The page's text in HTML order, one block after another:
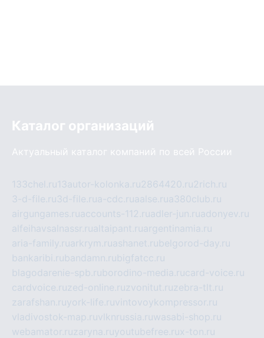
Каталог организаций
Актуальный каталог компаний по всей России
133chel.ru13autor-kolonka.ru2864420.ru2rich.ru
3-d-file.ru3d-file.rua-cdc.ruaalse.rua380club.ru
airgungames.ruaccounts-112.ruadler-jun.ruadonyev.ru
alfeihavsalnassr.rualtaipant.ruargentinamia.ru
aria-family.ruarkrym.ruashanet.rubelgorod-day.ru
bankaribi.rubandamn.rubigfatcc.ru
blagodarenie-spb.ruborodino-media.rucard-voice.ru
cardvoice.ruzed-online.ruzvonitut.ruzebra-tlt.ru
zarafshan.ruyork-life.ruvintovoykompressor.ru
vladivostok-map.ruvlknrussia.ruwasabi-shop.ru
webamator.ruzaryna.ruyoutubefree.rux-ton.ru